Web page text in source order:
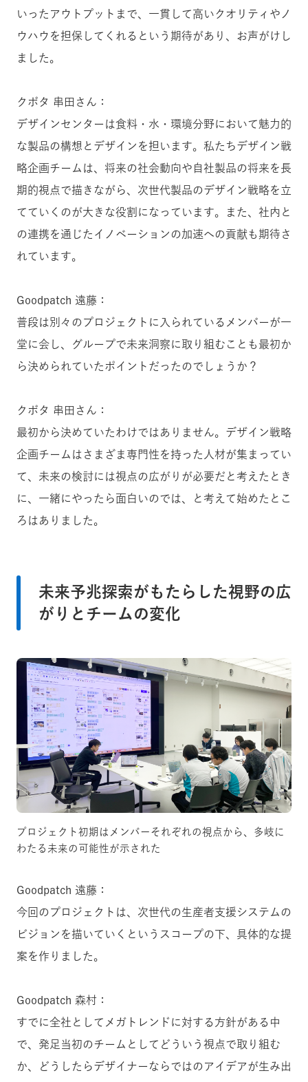
いったアウトプットまで、一貫して高いクオリティやノ
ウハウを担保してくれるという期待があり、お声がけし
ました。
クボタ 串田さん：
デザインセンターは食料・水・環境分野において魅力的
な製品の構想とデザインを担います。私たちデザイン戦
略企画チームは、将来の社会動向や自社製品の将来を長
期的視点で描きながら、次世代製品のデザイン戦略を立
てていくのが大きな役割になっています。また、社内と
の連携を通じたイノベーションの加速への貢献も期待さ
れています。
Goodpatch 遠藤：
普段は別々のプロジェクトに入られているメンバーが一
堂に会し、グループで未来洞察に取り組むことも最初か
ら決められていたポイントだったのでしょうか？
クボタ 串田さん：
最初から決めていたわけではありません。デザイン戦略
企画チームはさまざま専門性を持った人材が集まってい
て、未来の検討には視点の広がりが必要だと考えたとき
に、一緒にやったら面白いのでは、と考えて始めたとこ
ろはありました。
未来予兆探索がもたらした視野の広
がりとチームの変化
プロジェクト初期はメンバーそれぞれの視点から、多岐に
わたる未来の可能性が示された
Goodpatch 遠藤：
今回のプロジェクトは、次世代の生産者支援システムの
ビジョンを描いていくというスコープの下、具体的な提
案を作りました。
Goodpatch 森村：
すでに全社としてメガトレンドに対する方針がある中
で、発足当初のチームとしてどういう視点で取り組む
か、どうしたらデザイナーならではのアイデアが生み出